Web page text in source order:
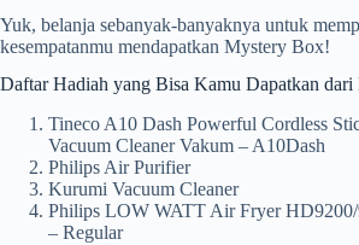
Yuk, belanja sebanyak-banyaknya untuk
kesempatanmu mendapatkan Mystery Box!
Daftar Hadiah yang Bisa Kamu Dapatkan
Tineco A10 Dash Powerful Cordless
Vacuum Cleaner Vakum – A10Dash
Philips Air Purifier
Kurumi Vacuum Cleaner
Philips LOW WATT Air Fryer HD9200/
– Regular